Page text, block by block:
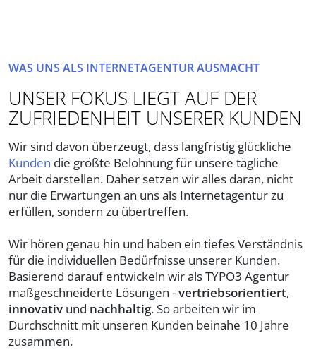
WAS UNS ALS INTERNETAGENTUR AUSMACHT
UNSER FOKUS LIEGT AUF DER
ZUFRIEDENHEIT UNSERER KUNDEN
Wir sind davon überzeugt, dass langfristig glückliche
Kunden die größte Belohnung für unsere tägliche
Arbeit darstellen. Daher setzen wir alles daran, nicht
nur die Erwartungen an uns als Internetagentur zu
erfüllen, sondern zu übertreffen.
Wir hören genau hin und haben ein tiefes Verständnis
für die individuellen Bedürfnisse unserer Kunden.
Basierend darauf entwickeln wir als TYPO3 Agentur
maßgeschneiderte Lösungen -vertriebsorientiert,
innovativ und nachhaltig. So arbeiten wir im
Durchschnitt mit unseren Kunden beinahe 10 Jahre
zusammen.